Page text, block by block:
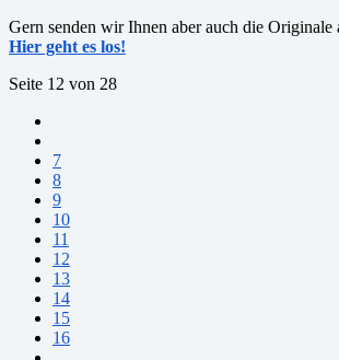
Gern senden wir Ihnen aber auch die Originale
Hier geht es los!
Seite 12 von 28
7
8
9
10
11
12
13
14
15
16